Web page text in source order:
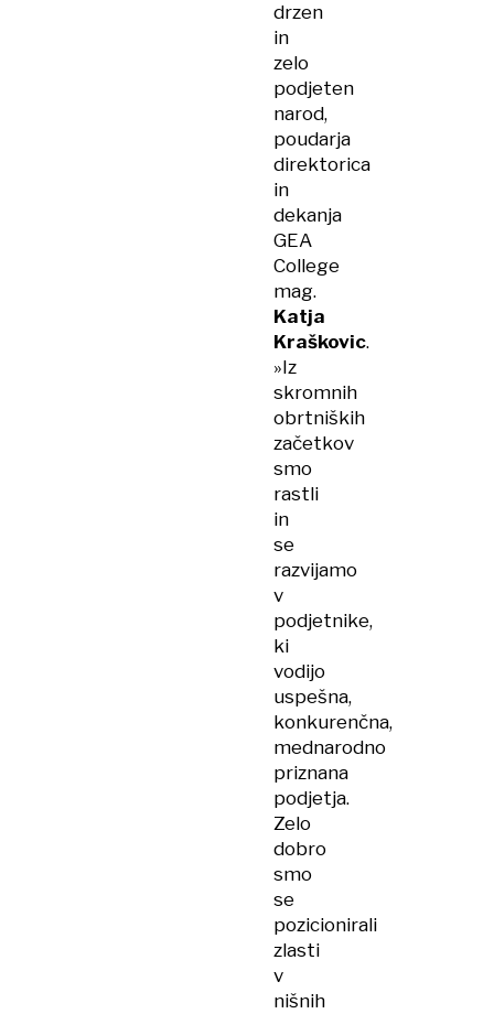
drzen
in
zelo
podjeten
narod,
poudarja
direktorica
in
dekanja
GEA
College
mag.
Katja
Kraškovic.
»Iz
skromnih
obrtniških
začetkov
smo
rastli
in
se
razvijamo
v
podjetnike,
ki
vodijo
uspešna,
konkurenčna,
mednarodno
priznana
podjetja.
Zelo
dobro
smo
se
pozicionirali
zlasti
v
nišnih